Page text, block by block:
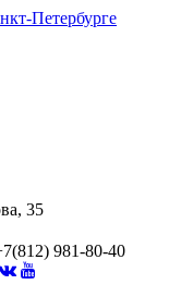
35
981-80-40